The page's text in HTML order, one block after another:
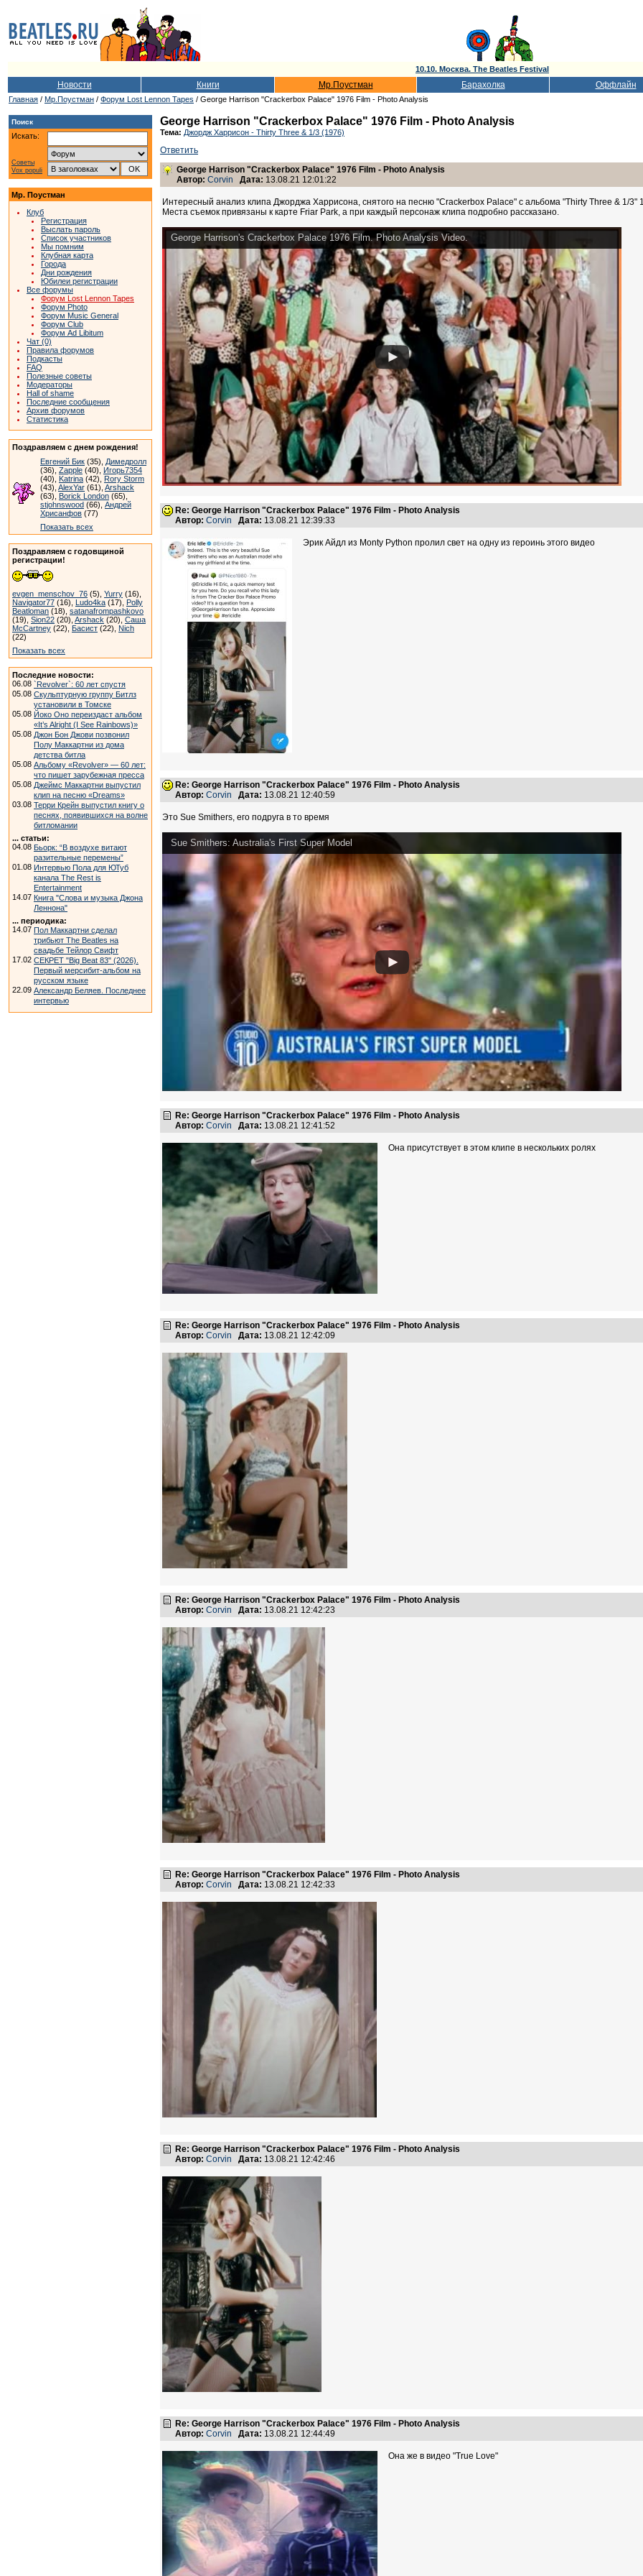
10.10. Москва. The Beatles Festival
Новости Книги Мр.Поустман Барахолка Оффлайн
Главная / Мр.Поустман / Форум Lost Lennon Tapes / George Harrison "Crackerbox Palace" 1976 Film - Photo Analysis
Поиск
Искать:
Советы
Vox populi
Мр. Поустман
Клуб
Регистрация
Выслать пароль
Список участников
Мы помним
Клубная карта
Города
Дни рождения
Юбилеи регистрации
Все форумы
Форум Lost Lennon Tapes
Форум Photo
Форум Music General
Форум Club
Форум Ad Libitum
Чат (0)
Правила форумов
Подкасты
FAQ
Полезные советы
Модераторы
Hall of shame
Последние сообщения
Архив форумов
Статистика
Поздравляем с днем рождения!
Евгений Бик (35), Димедролл
(36), Zapple (40), Игорь7354
(40), Katrina (42), Rory Storm
(43), AlexYar (61), Arshack
(63), Borick London (65),
stjohnswood (66), Андрей
Хрисанфов (77)
Показать всех
Поздравляем с годовщиной
регистрации!
evgen_menschov_76 (5), Yurry (16),
Navigator77 (16), Ludo4ka (17), Polly
Beatloman (18), satanafrompashkovo
(19), Sion22 (20), Arshack (20), Саша
McCartney (22), Басист (22), Nich
(22)
Показать всех
Последние новости:
06.08 `Revolver`: 60 лет спустя
05.08 Скульптурную группу Битлз
установили в Томске
05.08 Йоко Оно переиздаст альбом
«It’s Alright (I See Rainbows)»
05.08 Джон Бон Джови позвонил
Полу Маккартни из дома
детства битла
05.08 Альбому «Revolver» — 60 лет:
что пишет зарубежная пресса
05.08 Джеймс Маккартни выпустил
клип на песню «Dreams»
03.08 Терри Крейн выпустил книгу о
песнях, появившихся на волне
битломании
... статьи:
04.08 Бьорк: “В воздухе витают
разительные перемены”
01.08 Интервью Пола для ЮТуб
канала The Rest is
Entertainment
14.07 Книга "Слова и музыка Джона
Леннона"
... периодика:
14.07 Пол Маккартни сделал
трибьют The Beatles на
свадьбе Тейлор Свифт
17.02 СЕКРЕТ "Big Beat 83" (2026).
Первый мерсибит-альбом на
русском языке
22.09 Александр Беляев. Последнее
интервью
George Harrison "Crackerbox Palace" 1976 Film - Photo Analysis
Тема: Джордж Харрисон - Thirty Three & 1/3 (1976)
Ответить
George Harrison "Crackerbox Palace" 1976 Film - Photo Analysis
Автор: Corvin Дата: 13.08.21 12:01:22
Интересный анализ клипа Джорджа Харрисона, снятого на песню "Crackerbox Palace" с альбома "Thirty Three & 1/3"
Места съемок привязаны к карте Friar Park, а при каждый персонаж клипа подробно рассказано.
George Harrison's Crackerbox Palace 1976 Film. Photo Analysis Video.
Re: George Harrison "Crackerbox Palace" 1976 Film - Photo Analysis
Автор: Corvin Дата: 13.08.21 12:39:33
Эрик Айдл из Monty Python пролил свет на одну из героинь этого видео
Re: George Harrison "Crackerbox Palace" 1976 Film - Photo Analysis
Автор: Corvin Дата: 13.08.21 12:40:59
Это Sue Smithers, его подруга в то время
Sue Smithers: Australia's First Super Model
Re: George Harrison "Crackerbox Palace" 1976 Film - Photo Analysis
Автор: Corvin Дата: 13.08.21 12:41:52
Она присутствует в этом клипе в нескольких ролях
Re: George Harrison "Crackerbox Palace" 1976 Film - Photo Analysis
Автор: Corvin Дата: 13.08.21 12:42:09
Re: George Harrison "Crackerbox Palace" 1976 Film - Photo Analysis
Автор: Corvin Дата: 13.08.21 12:42:23
Re: George Harrison "Crackerbox Palace" 1976 Film - Photo Analysis
Автор: Corvin Дата: 13.08.21 12:42:33
Re: George Harrison "Crackerbox Palace" 1976 Film - Photo Analysis
Автор: Corvin Дата: 13.08.21 12:42:46
Re: George Harrison "Crackerbox Palace" 1976 Film - Photo Analysis
Автор: Corvin Дата: 13.08.21 12:44:49
Она же в видео "True Love"